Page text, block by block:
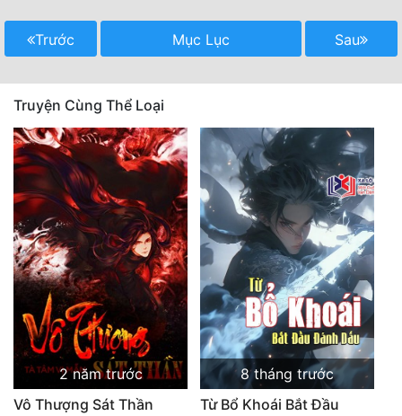
Trước Mục Lục Sau
Truyện Cùng Thể Loại
2 năm trước
Vô Thượng Sát Thần
8 tháng trước
Từ Bổ Khoái Bắt Đầu